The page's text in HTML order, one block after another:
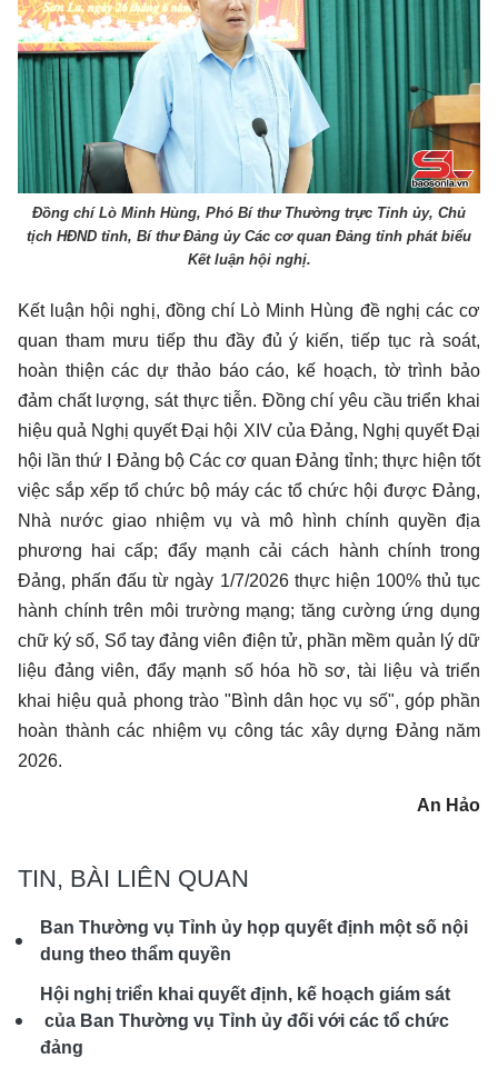
Đồng chí Lò Minh Hùng, Phó Bí thư Thường trực Tỉnh ủy, Chủ
tịch HĐND tỉnh, Bí thư Đảng ủy Các cơ quan Đảng tỉnh phát biểu
Kết luận hội nghị.
Kết luận hội nghị, đồng chí Lò Minh Hùng đề nghị các cơ
quan tham mưu tiếp thu đầy đủ ý kiến, tiếp tục rà soát,
hoàn thiện các dự thảo báo cáo, kế hoạch, tờ trình bảo
đảm chất lượng, sát thực tiễn. Đồng chí yêu cầu triển khai
hiệu quả Nghị quyết Đại hội XIV của Đảng, Nghị quyết Đại
hội lần thứ I Đảng bộ Các cơ quan Đảng tỉnh; thực hiện tốt
việc sắp xếp tổ chức bộ máy các tổ chức hội được Đảng,
Nhà nước giao nhiệm vụ và mô hình chính quyền địa
phương hai cấp; đẩy mạnh cải cách hành chính trong
Đảng, phấn đấu từ ngày 1/7/2026 thực hiện 100% thủ tục
hành chính trên môi trường mạng; tăng cường ứng dụng
chữ ký số, Sổ tay đảng viên điện tử, phần mềm quản lý dữ
liệu đảng viên, đẩy mạnh số hóa hồ sơ, tài liệu và triển
khai hiệu quả phong trào "Bình dân học vụ số", góp phần
hoàn thành các nhiệm vụ công tác xây dựng Đảng năm
2026.
An Hảo
TIN, BÀI LIÊN QUAN
Ban Thường vụ Tỉnh ủy họp quyết định một số nội
dung theo thẩm quyền
Hội nghị triển khai quyết định, kế hoạch giám sát
của Ban Thường vụ Tỉnh ủy đối với các tổ chức
đảng